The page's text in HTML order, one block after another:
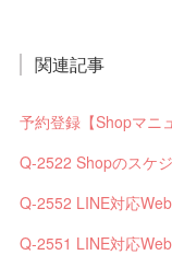
関連記事
予約登録【Shopマニ